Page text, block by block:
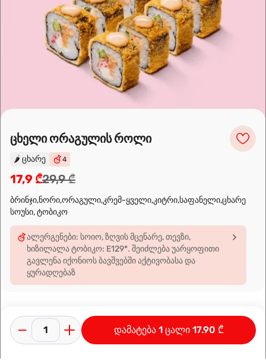
Leaflet | OpenFreeMap©OpenMapTiles OpenStreetMap
ცხელი ორაგულის როლი
🌶️ ცხარე 4
17,9 ₾29,9 ₾
ბრინჯი,ნორი,ორაგული,კრემ-ყველი,კიტრი,საფანელი,ცხარე
სოუსი, ტობიკო
ალერგენები: სოიო, ზღვის მცენარე, თევზი,
ხიზილალა ტობიკო: E129*. შეიძლება უარყოფითი
გავლენა იქონიოს ბავშვებში აქტივობასა და
ყურადღებაზ
დამატება 1 ცალი 17.90 ₾